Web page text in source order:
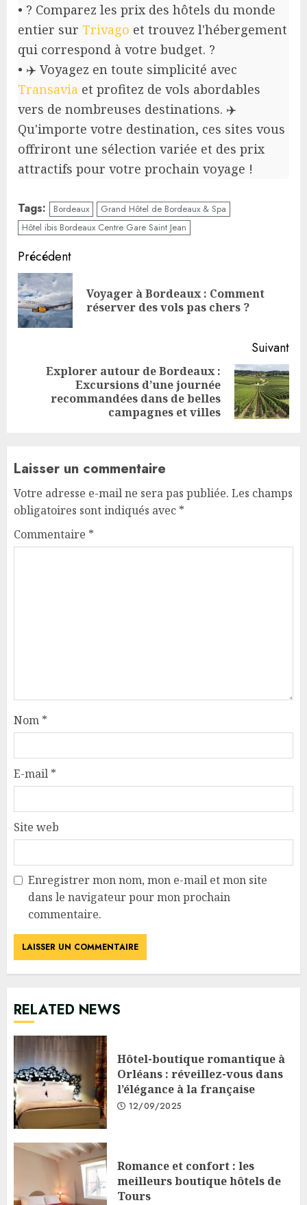
• ? Comparez les prix des hôtels du monde
entier sur Trivago et trouvez l'hébergement
qui correspond à votre budget. ?
• ✈️ Voyagez en toute simplicité avec
Transavia et profitez de vols abordables
vers de nombreuses destinations. ✈️
Qu'importe votre destination, ces sites vous
offriront une sélection variée et des prix
attractifs pour votre prochain voyage !
Tags: Bordeaux
Grand Hôtel de Bordeaux & Spa
Hôtel ibis Bordeaux Centre Gare Saint Jean
Continue
Reading
Précédent
Voyager à Bordeaux : Comment
réserver des vols pas chers ?
Suivant
Explorer autour de Bordeaux :
Excursions d’une journée
recommandées dans de belles
campagnes et villes
Laisser un commentaire
Votre adresse e-mail ne sera pas publiée. Les champs
obligatoires sont indiqués avec *
Commentaire *
Nom *
E-mail *
Site web
Enregistrer mon nom, mon e-mail et mon site
dans le navigateur pour mon prochain
commentaire.
RELATED NEWS
Hôtel-boutique romantique à
Orléans : réveillez-vous dans
l’élégance à la française
12/09/2025
Romance et confort : les
meilleurs boutique hôtels de
Tours